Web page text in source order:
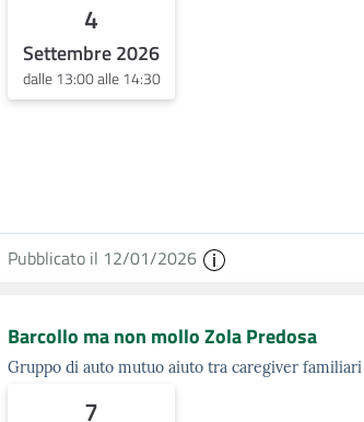
4
Settembre 2026
dalle 13:00 alle 14:30
Pubblicato il 12/01/2026
Barcollo ma non mollo Zola Predosa
Gruppo di auto mutuo aiuto tra caregiver familiari
7